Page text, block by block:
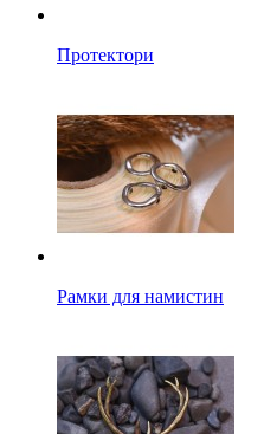
Протектори
Рамки для намистин